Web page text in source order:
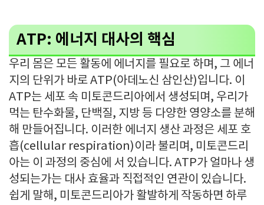
ATP: 에너지 대사의 핵심
우리 몸은 모든 활동에 에너지를 필요로 하며, 그 에너
지의 단위가 바로 ATP(아데노신 삼인산)입니다. 이
ATP는 세포 속 미토콘드리아에서 생성되며, 우리가
먹는 탄수화물, 단백질, 지방 등 다양한 영양소를 분해
해 만들어집니다. 이러한 에너지 생산 과정은 세포 호
흡(cellular respiration)이라 불리며, 미토콘드리
아는 이 과정의 중심에 서 있습니다. ATP가 얼마나 생
성되는가는 대사 효율과 직접적인 연관이 있습니다.
쉽게 말해, 미토콘드리아가 활발하게 작동하면 하루